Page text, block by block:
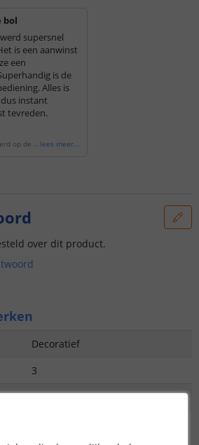
bol
supersnel
is een aanwinst
een
is de
Alles is
instant
tevreden.
op de lees meer...
over dit product.
Decoratief
3
IP44 (geschikt voor buiten)